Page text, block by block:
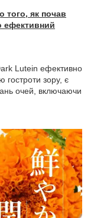
того, як почав
ефективний
Lutein ефективно
гостроти зору, є
очей, включаючи